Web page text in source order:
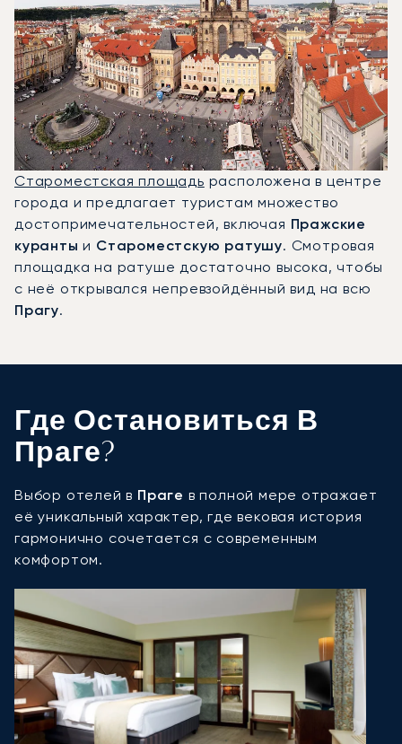
Староместская площадь расположена в центре
города и предлагает туристам множество
достопримечательностей, включая Пражские
куранты и Староместскую ратушу. Смотровая
площадка на ратуше достаточно высока, чтобы
с неё открывался непревзойдённый вид на всю
Прагу.
Где Остановиться В
Праге?
Выбор отелей в Праге в полной мере отражает
её уникальный характер, где вековая история
гармонично сочетается с современным
комфортом.